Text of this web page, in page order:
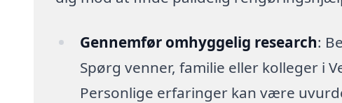
Gennemfør omhyggelig research:
Spørg venner, familie eller kolleger i
Personlige erfaringer kan være